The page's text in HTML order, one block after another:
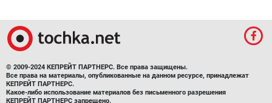
© 2009-2024 КЕПРЕЙТ ПАРТНЕРС. Все права защищены.
Все права на материалы, опубликованные на данном ресурсе, принадлежат
КЕПРЕЙТ ПАРТНЕРС.
Какое-либо использование материалов без письменного разрешения
КЕПРЕЙТ ПАРТНЕРС запрещено.